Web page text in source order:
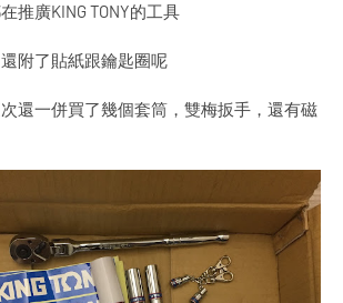
推廣KING TONY的工具
附了貼紙跟鑰匙圈呢
還一併買了幾個套筒，雙梅扳手，還有磁